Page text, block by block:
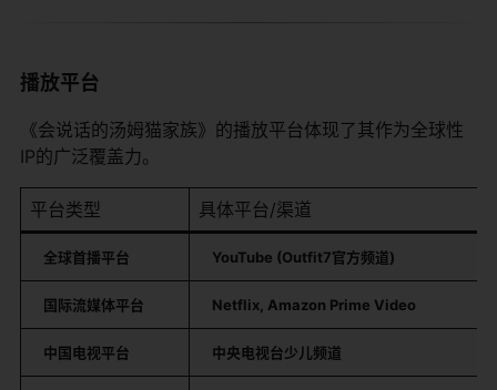
播放平台
《会说话的汤姆猫家族》的播放平台体现了其作为全球性
IP的广泛覆盖力。
平台类型 具体平台/渠道
全球首播平台 YouTube (Outfit7官方频道)
国际流媒体平台 Netflix, Amazon Prime Video
中国电视平台 中央电视台少儿频道